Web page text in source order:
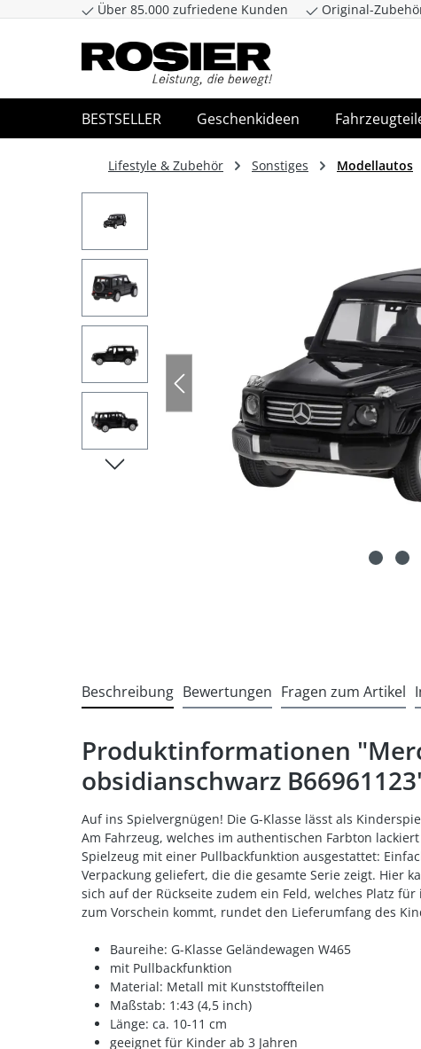
Zum Hauptinhalt springen Zur Suche
Über 85.000 zufriedene Kunden Original-
BESTSELLER Geschenkideen
Lifestyle & Zubehör Sonstiges Modellautos
Beschreibung Bewertungen Fragen zum Artikel
Produktinformationen
obsidianschwarz
Auf ins Spielvergnügen! Die G-Klasse lässt als
Am Fahrzeug, welches im authentischen Farbton
Spielzeug mit einer Pullbackfunktion ausgestattet:
Verpackung geliefert, die die gesamte Serie zeigt. Hier
sich auf der Rückseite zudem ein Feld, welches Platz
zum Vorschein kommt, rundet den Lieferumfang des
Baureihe: G-Klasse Geländewagen W465
mit Pullbackfunktion
Material: Metall mit Kunststoffteilen
Maßstab: 1:43 (4,5 inch)
Länge: ca. 10-11 cm
geeignet für Kinder ab 3 Jahren